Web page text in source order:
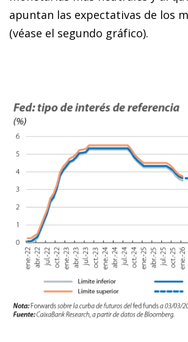
apuntan las expectativas de los
(véase el segundo gráfico).